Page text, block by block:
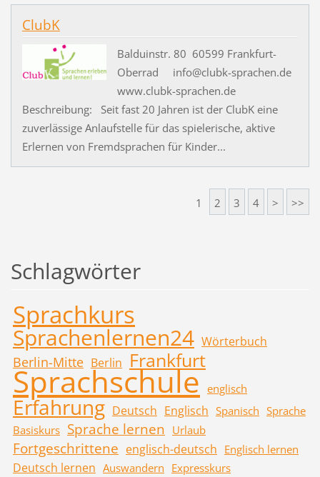
ClubK
Balduinstr. 80 60599 Frankfurt-
Oberrad info@clubk-sprachen.de
www.clubk-sprachen.de
Beschreibung: Seit fast 20 Jahren ist der ClubK eine
zuverlässige Anlaufstelle für das spielerische, aktive
Erlernen von Fremdsprachen für Kinder...
1 2 3 4 > >>
Schlagwörter
Sprachkurs
Sprachenlernen24 Wörterbuch
Berlin-Mitte Berlin Frankfurt
Sprachschule englisch
Erfahrung Deutsch Englisch Spanisch Sprache
Basiskurs Sprache lernen Urlaub
Fortgeschrittene englisch-deutsch Englisch lernen
Deutsch lernen Auswandern Expresskurs